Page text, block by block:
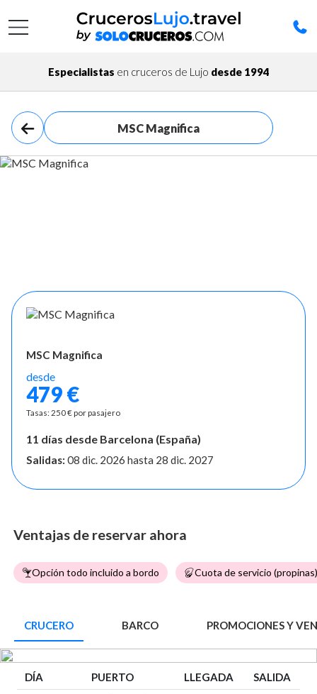
Especialistas en cruceros de Lujo desde 1994
MSC Magnifica
MSC Magnifica
desde
479 €
Tasas: 250 € por pasajero
11 días desde Barcelona (España)
Salidas: 08 dic. 2026 hasta 28 dic. 2027
Ventajas de reservar ahora
Opción todo incluido a bordo Cuota de servicio
CRUCERO BARCO PROMOCIONES Y
DÍA PUERTO LLEGADA
SALIDA